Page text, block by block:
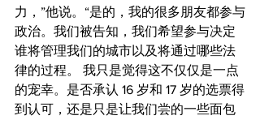
力，”他说。“是的，我的很多朋友都参与
政治。我们被告知，我们希望参与决定
谁将管理我们的城市以及将通过哪些法
律的过程。 我只是觉得这不仅仅是一点
的宠幸。是否承认 16 岁和 17 岁的选票得
到认可，还是只是让我们尝的一些面包